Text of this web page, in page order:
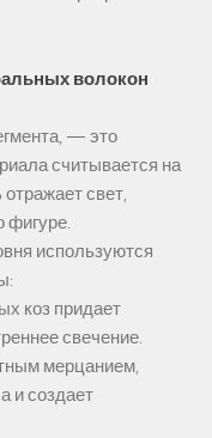
волокон
— это
считывается на
отражает свет,
фигуре.
используются
коз придает
свечение.
мерцанием,
и создает